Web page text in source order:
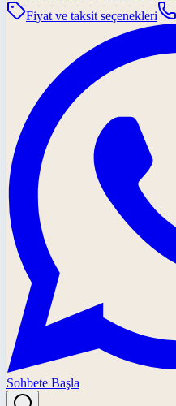
Fiyat ve taksit seçenekleri
Sohbete Başla